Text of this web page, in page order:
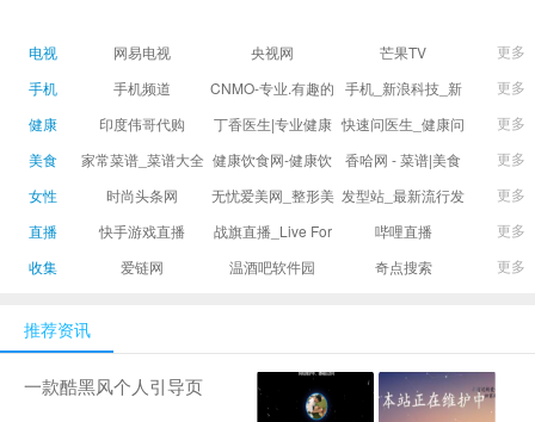
软件,证
电视 网易电视 央视网 芒果TV
更多
手机
手机频道
CNMO-专业.有趣的
科技新媒体
手机_新浪科技_新
浪网
更多
健康
印度伟哥代购
丁香医生|专业健康
生活方式平台
快速问医生_健康问
题免费在线咨询专
更多
美食
家常菜谱_菜谱大全
_菜谱家常菜做法大
健康饮食网-健康饮
食食谱_健康饮食小
香哈网 - 菜谱|美食
菜谱|菜谱大全-学做
更多
女性
时尚头条网
LADYMAX.cn|国内
新闻并提供奢侈品
无忧爱美网_整形美
容门户
发型站_最新流行发
型设计发型图片与
更多
直播
快手游戏直播
战旗直播_Live For
Gamers丨天生爱
哔哩直播
更多
收集
爱链网 温酒吧软件园 奇点搜索 更多
推荐资讯
一款酷黑风个人引导页